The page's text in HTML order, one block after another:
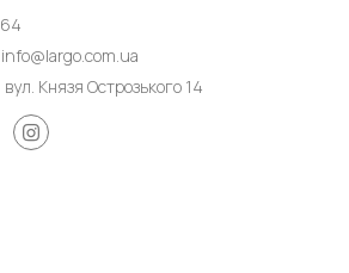
info@largo.com.ua
Князя Острозького 14